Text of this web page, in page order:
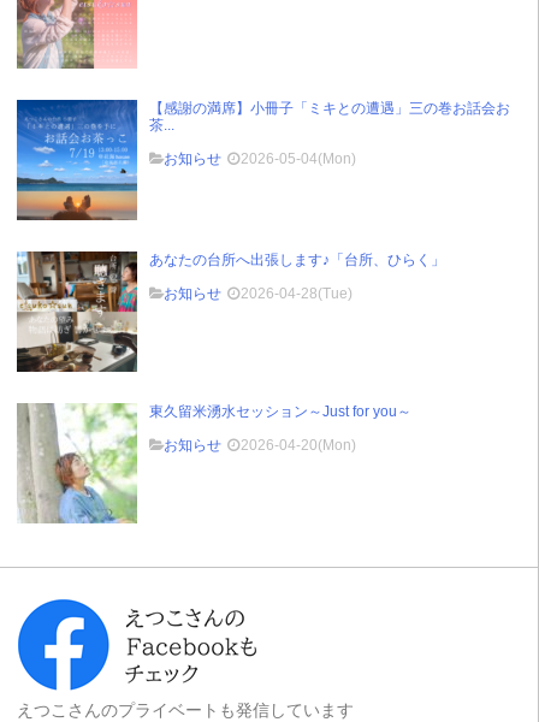
【感謝の満席】小冊子「ミキとの遭遇」三の巻お話会お
茶...
お知らせ
2026-05-04(Mon)
あなたの台所へ出張します♪「台所、ひらく」
お知らせ
2026-04-28(Tue)
東久留米湧水セッション～Just for you～
お知らせ
2026-04-20(Mon)
えつこさんのプライベートも発信しています